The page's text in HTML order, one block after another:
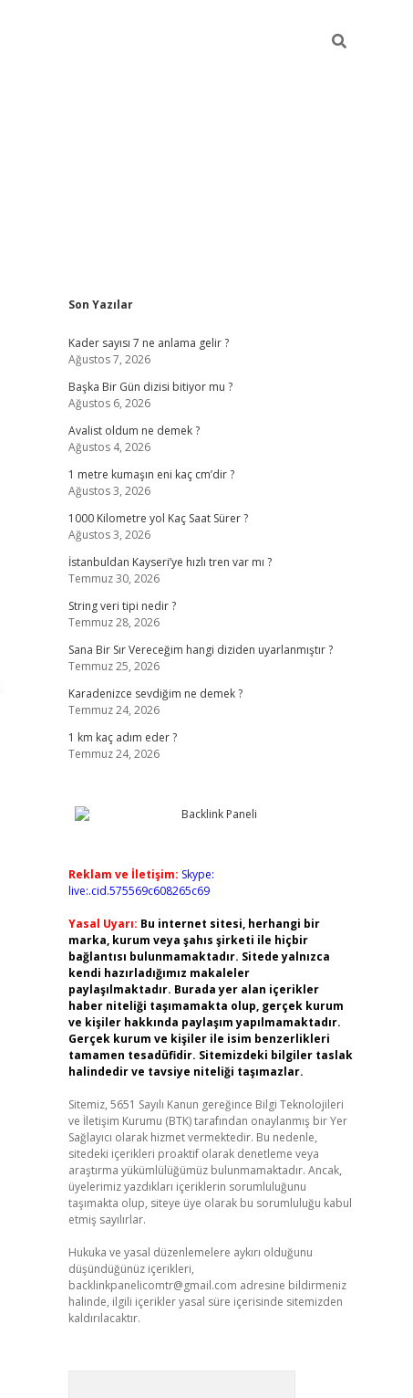
Sidebar
Son Yazılar
Kader sayısı 7 ne anlama gelir ?
Ağustos 7, 2026
Başka Bir Gün dizisi bitiyor mu ?
Ağustos 6, 2026
Avalist oldum ne demek ?
Ağustos 4, 2026
1 metre kumaşın eni kaç cm’dir ?
Ağustos 3, 2026
1000 Kilometre yol Kaç Saat Sürer ?
Ağustos 3, 2026
İstanbuldan Kayseri’ye hızlı tren var mı ?
Temmuz 30, 2026
String veri tipi nedir ?
Temmuz 28, 2026
Sana Bir Sır Vereceğim hangi diziden uyarlanmıştır ?
Temmuz 25, 2026
Karadenizce sevdiğim ne demek ?
Temmuz 24, 2026
1 km kaç adım eder ?
Temmuz 24, 2026
Reklam ve İletişim: Skype:
live:.cid.575569c608265c69
Yasal Uyarı: Bu internet sitesi, herhangi bir
marka, kurum veya şahıs şirketi ile hiçbir
bağlantısı bulunmamaktadır. Sitede yalnızca
kendi hazırladığımız makaleler
paylaşılmaktadır. Burada yer alan içerikler
haber niteliği taşımamakta olup, gerçek kurum
ve kişiler hakkında paylaşım yapılmamaktadır.
Gerçek kurum ve kişiler ile isim benzerlikleri
tamamen tesadüfidir. Sitemizdeki bilgiler taslak
halindedir ve tavsiye niteliği taşımazlar.
Sitemiz, 5651 Sayılı Kanun gereğince Bilgi Teknolojileri
ve İletişim Kurumu (BTK) tarafından onaylanmış bir Yer
Sağlayıcı olarak hizmet vermektedir. Bu nedenle,
sitedeki içerikleri proaktif olarak denetleme veya
araştırma yükümlülüğümüz bulunmamaktadır. Ancak,
üyelerimiz yazdıkları içeriklerin sorumluluğunu
taşımakta olup, siteye üye olarak bu sorumluluğu kabul
etmiş sayılırlar.
Hukuka ve yasal düzenlemelere aykırı olduğunu
düşündüğünüz içerikleri,
backlinkpanelicomtr@gmail.com adresine bildirmeniz
halinde, ilgili içerikler yasal süre içerisinde sitemizden
kaldırılacaktır.